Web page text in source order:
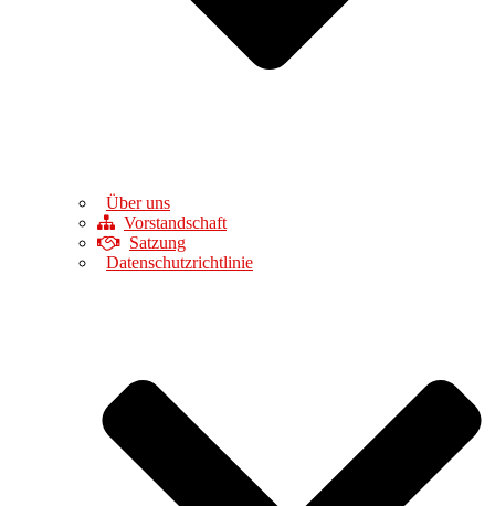
Über uns
Vorstandschaft
Satzung
Datenschutzrichtlinie